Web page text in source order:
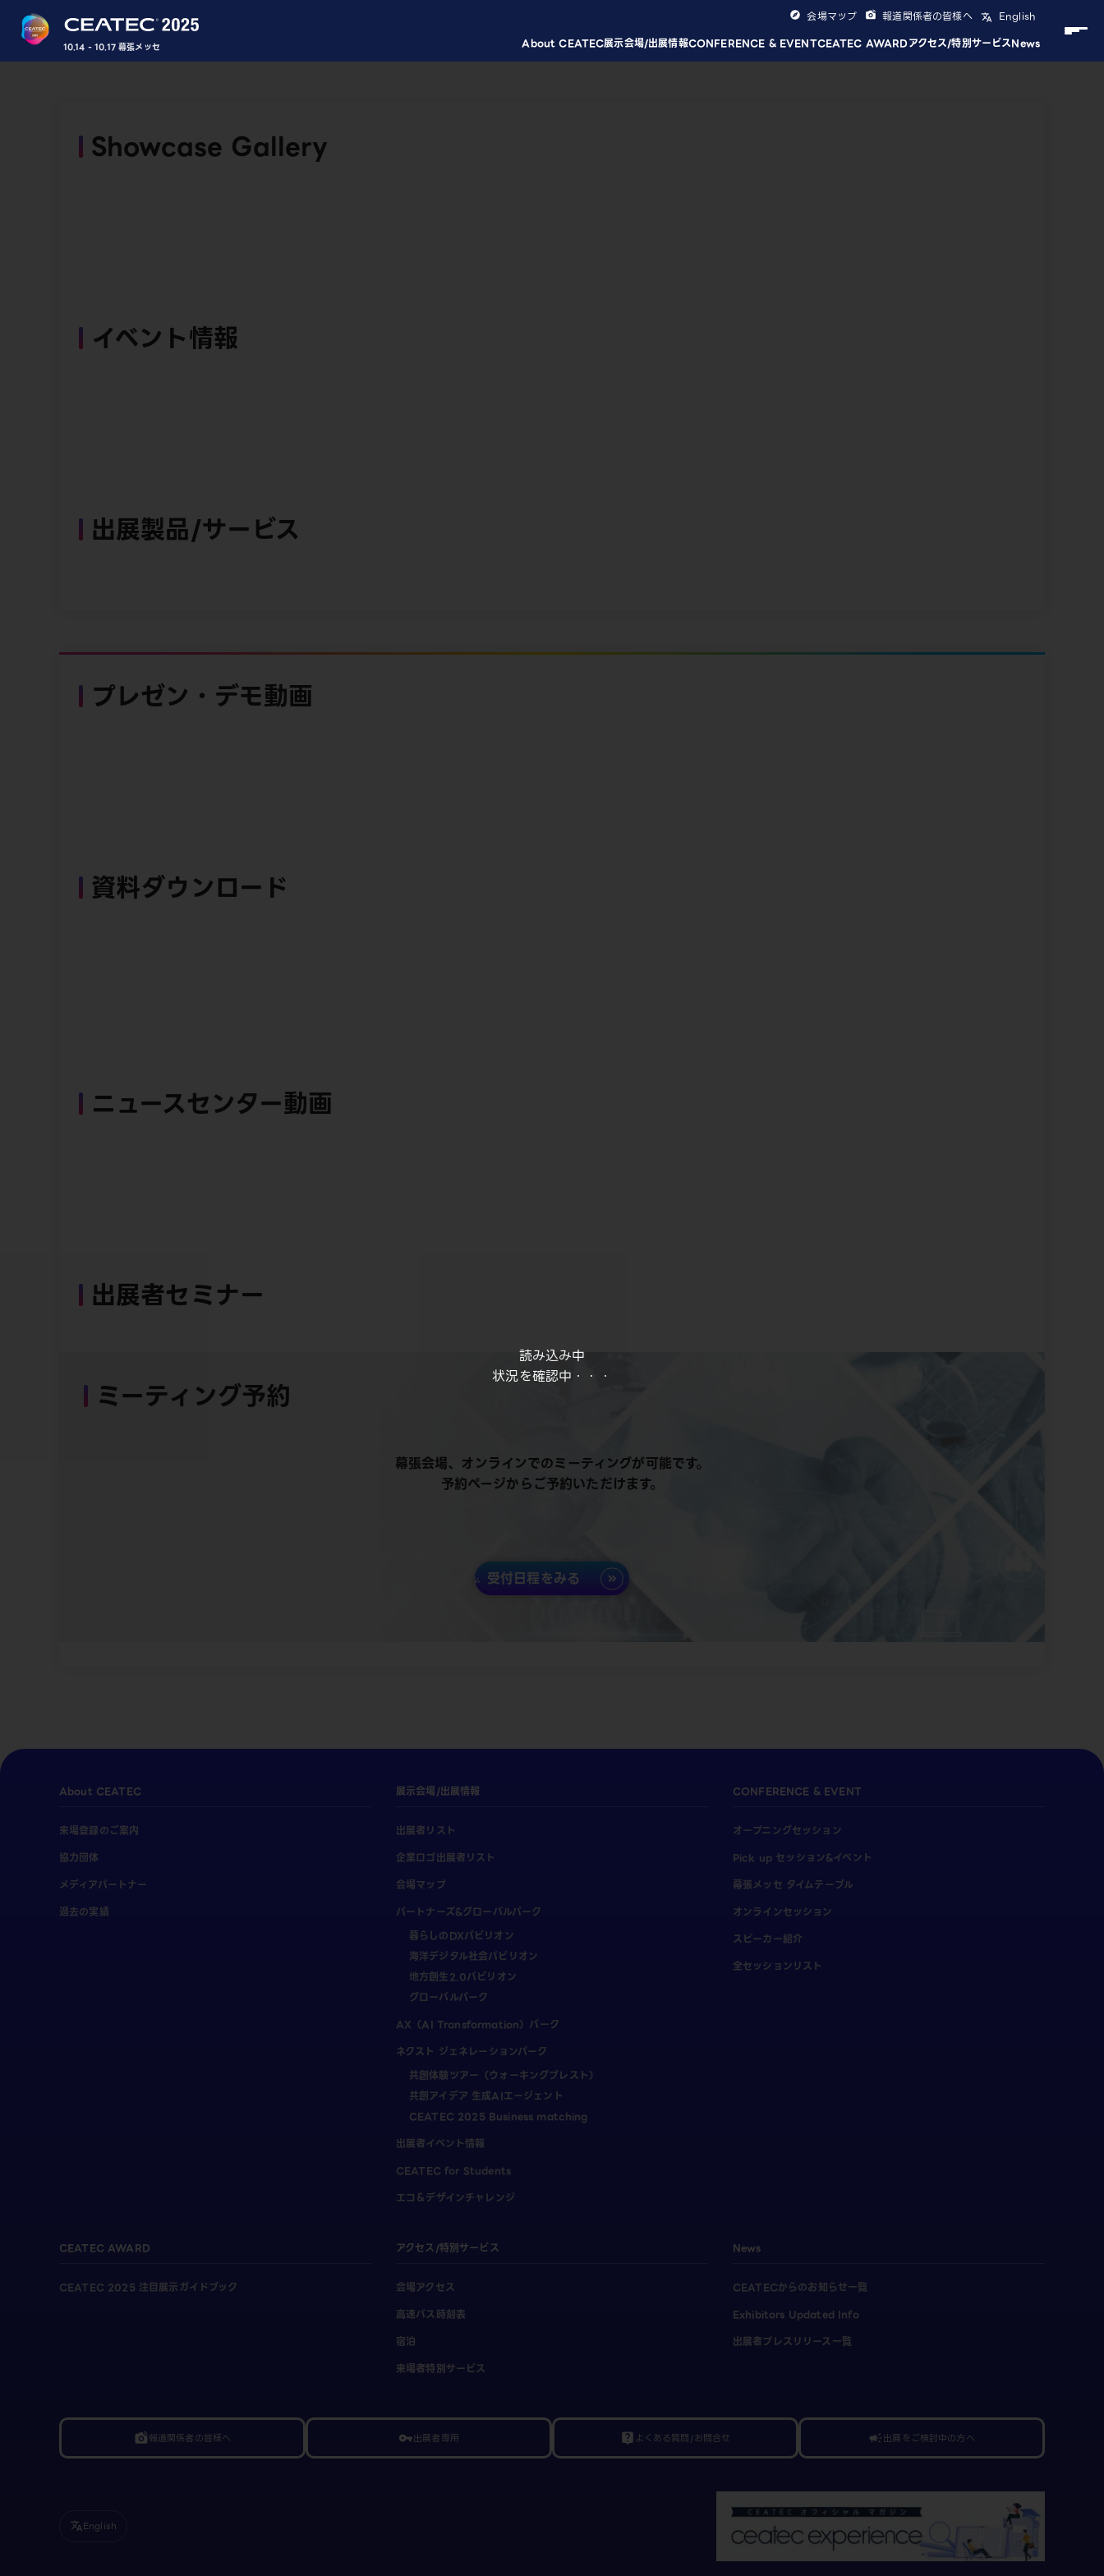
読み込み中
状況を確認中・・・
10.14 - 10.17 幕張メッセ About CEATEC展示会場/出展情報CONFERENCE & EVENTCEATEC AWARDアクセス/特別サービスNews
会場マップ 報道関係者の皆様へ English
Showcase Gallery
イベント情報
出展製品/サービス
プレゼン・デモ動画
資料ダウンロード
ニュースセンター動画
出展者セミナー
ミーティング予約
幕張会場、オンラインでのミーティングが可能です。
予約ページからご予約いただけます。
受付日程をみる
About CEATEC
来場登録のご案内
協力団体
メディアパートナー
過去の実績
展示会場/出展情報
出展者リスト
企業ロゴ出展者リスト
会場マップ
パートナーズ&グローバルパーク
暮らしのDXパビリオン
海洋デジタル社会パビリオン
地方創生2.0パビリオン
グローバルパーク
AX（AI Transformation）パーク
ネクスト ジェネレーションパーク
共創体験ツアー（ウォーキングブレスト）
共創アイデア 生成AIエージェント
CEATEC 2025 Business matching
出展者イベント情報
CEATEC for Students
エコ＆デザインチャレンジ
CONFERENCE & EVENT
オープニングセッション
Pick up セッション&イベント
幕張メッセ タイムテーブル
オンラインセッション
スピーカー紹介
全セッションリスト
CEATEC AWARD
CEATEC 2025 注目展示ガイドブック
アクセス/特別サービス
会場アクセス
高速バス時刻表
宿泊
来場者特別サービス
News
CEATECからのお知らせ一覧
Exhibitors Updated Info
出展者プレスリリース一覧
linked_camera報道関係者の皆様へ vpn_key出展者専用 live_help よくある質問/お問合せ campaign出展をご検討中の方へ
translateEnglish